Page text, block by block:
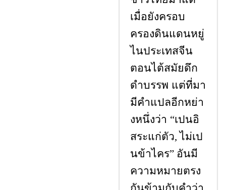
เมื่อยังครอบ
ครองดินแดนหยู่
ไนประเทสจีน
ตอนไต้สมัยดึก
ดำบรรพ แต่ที่มา
มีคำแปลอีกหย่า
งหนึ่งว่า “เปนอิ
สระแก่ตัว,ไม่เป
นข้าไคร” อันมี
ความหมายตรง